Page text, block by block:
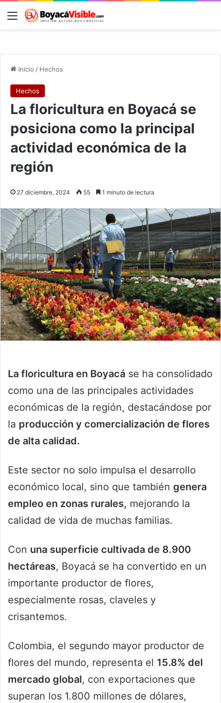
Menú
Inicio / Hechos
Hechos
La floricultura en Boyacá se
posiciona como la principal
actividad económica de la
región
27 diciembre, 2024 55 1 minuto de lectura
La floricultura en Boyacá se ha consolidado
como una de las principales actividades
económicas de la región, destacándose por
la producción y comercialización de flores
de alta calidad.
Este sector no solo impulsa el desarrollo
económico local, sino que también genera
empleo en zonas rurales, mejorando la
calidad de vida de muchas familias.
Con una superficie cultivada de 8.900
hectáreas, Boyacá se ha convertido en un
importante productor de flores,
especialmente rosas, claveles y
crisantemos.
Colombia, el segundo mayor productor de
flores del mundo, representa el 15.8% del
mercado global, con exportaciones que
superan los 1.800 millones de dólares,